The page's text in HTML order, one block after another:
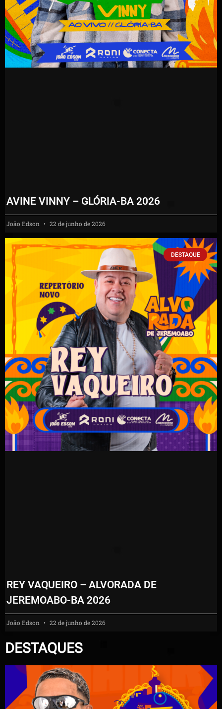
AVINE VINNY – GLÓRIA-BA 2026
João Edson 22 de junho de 2026
DESTAQUE
REY VAQUEIRO – ALVORADA DE
JEREMOABO-BA 2026
João Edson 22 de junho de 2026
DESTAQUES